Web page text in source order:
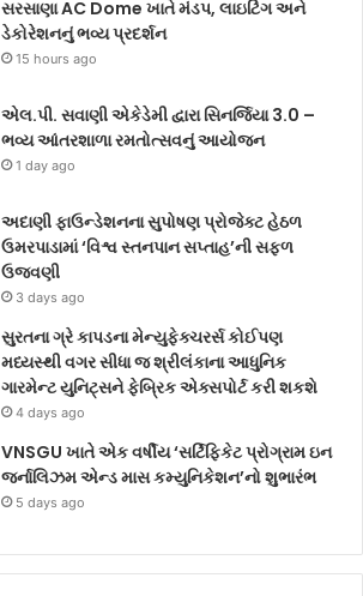
સરસાણા AC Dome ખાતે મંડપ, લાઇટિંગ અને
ડેકોરેશનનું ભવ્ય પ્રદર્શન
15 hours ago
એલ.પી. સવાણી એકેડેમી દ્વારા સિનર્જિયા 3.0 –
ભવ્ય આંતરશાળા રમતોત્સવનું આયોજન
1 day ago
અદાણી ફાઉન્ડેશનના સુપોષણ પ્રોજેક્ટ હેઠળ
ઉમરપાડામાં ‘વિશ્વ સ્તનપાન સપ્તાહ’ની સફળ
ઉજવણી
3 days ago
સુરતના ગ્રે કાપડના મેન્યુફેક્ચરર્સ કોઈપણ
મધ્યસ્થી વગર સીધા જ શ્રીલંકાના આધુનિક
ગારમેન્ટ યુનિટ્સને ફેબ્રિક એક્સપોર્ટ કરી શકશે
4 days ago
VNSGU ખાતે એક વર્ષીય ‘સર્ટિફિકેટ પ્રોગ્રામ ઇન
જર્નાલિઝમ એન્ડ માસ કમ્યુનિકેશન’નો શુભારંભ
5 days ago